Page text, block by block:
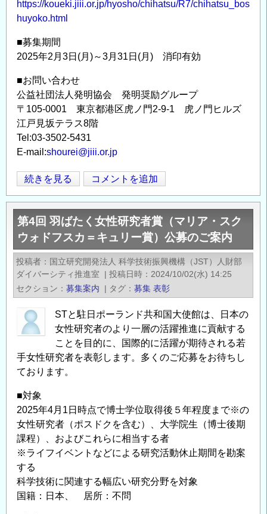
https://koueki.jiii.or.jp/hyosho/chihatsu/R7/chihatsu_bos
huyoko.html
■募集期間
2025年2月3日(月)～3月31日(月) 消印有効
■お問い合わせ
公益社団法人発明協会 発明奨励グループ
〒105-0001 東京都港区虎ノ門2-9-1 虎ノ門ヒルズ
江戸見坂テラス8階
Tel:03-3502-5431
E-mail:shourei@jiii.or.jp
(公
社)
発
明
協
会
「令
和
7
年
度
方
発
表
彰」
募
集
の
お
知
続きを見る コメントを追加
第4回 羽ばたく女性研究者賞（マリア・スク
ウォドフスカ＝キュリー賞）公募のご案内
投稿者
国立研究開発法人 科学技術振興機構（JST）人財部
ダイバーシティ推進室
| 投稿日時
2024/10/02(水) 14:25
セクション
募集案内 | タグ 募集 表彰
STと駐日ポーランド共和国大使館は、日本の
女性研究者のより一層の活躍推進に貢献する
ことを目的に、国際的に活躍が期待される若
手女性研究者を表彰します。多くのご応募をお待ちし
ております。
■対象
2025年4月1日時点で博士学位取得後５年程度まで※の
女性研究者（ポスドクを含む）、大学院生（博士後期
課程）、およびこれらに相当する者
※ライフイベントなどによる研究活動休止期間を勘案
する
科学技術に関連する幅広い研究分野を対象
国籍：日本、 居所：不問